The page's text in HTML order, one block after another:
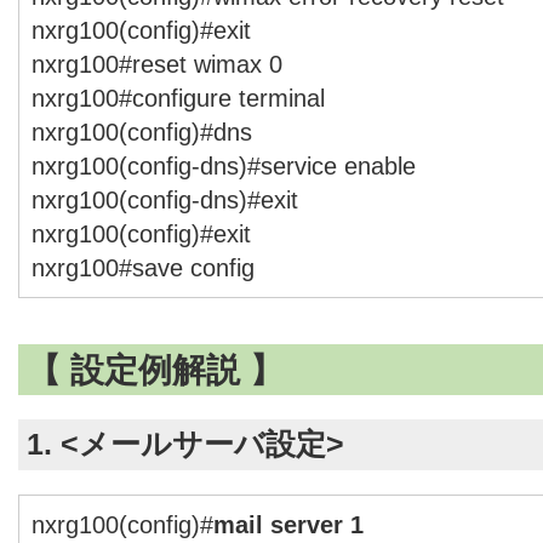
nxrg100(config)#exit
nxrg100#reset wimax 0
nxrg100#configure terminal
nxrg100(config)#dns
nxrg100(config-dns)#service enable
nxrg100(config-dns)#exit
nxrg100(config)#exit
nxrg100#save config
【 設定例解説 】
1. <メールサーバ設定>
nxrg100(config)#mail server 1